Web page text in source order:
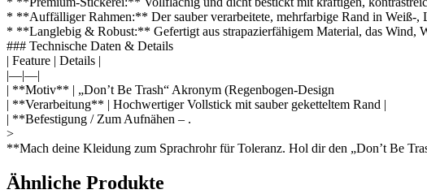
* **Auffälliger Rahmen:** Der sauber verarbeitete, mehrfarbige Rand in Weiß-,
* **Langlebig & Robust:** Gefertigt aus strapazierfähigem Material, das Wind,
### Technische Daten & Details
| Feature | Details |
|—|—|
| **Motiv** | „Don’t Be Trash“ Akronym (Regenbogen-Design
| **Verarbeitung** | Hochwertiger Vollstick mit sauber geketteltem Rand |
| **Befestigung / Zum Aufnähen – .
>
**Mach deine Kleidung zum Sprachrohr für Toleranz. Hol dir den „Don’t Be
Ähnliche Produkte